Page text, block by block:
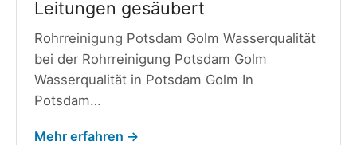
Leitungen gesäubert
Rohrreinigung Potsdam Golm Wasserqualität
bei der Rohrreinigung Potsdam Golm
Wasserqualität in Potsdam Golm In
Potsdam…
Mehr erfahren →